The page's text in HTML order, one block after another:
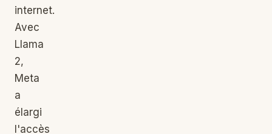
internet.
Avec
Llama
2,
Meta
a
élargi
l'accès